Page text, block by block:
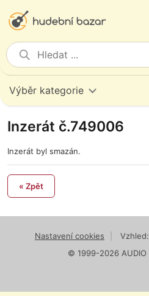
Výběr kategorie
Inzerát č.749006
Inzerát byl smazán.
« Zpět
Nastavení cookies Vzhled:
© 1999-2026 AUDIO